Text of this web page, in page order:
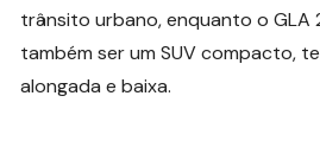
trânsito urbano, enquanto o GLA
também ser um SUV compacto,
alongada e baixa.